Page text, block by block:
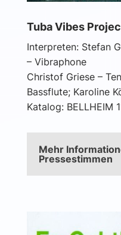
Tuba Vibes
Interpreten: Stefan
– Vibraphone
Christof Griese –
Bassflute; Karoline
Katalog: BELLHEIM
Mehr
Pressestimmen